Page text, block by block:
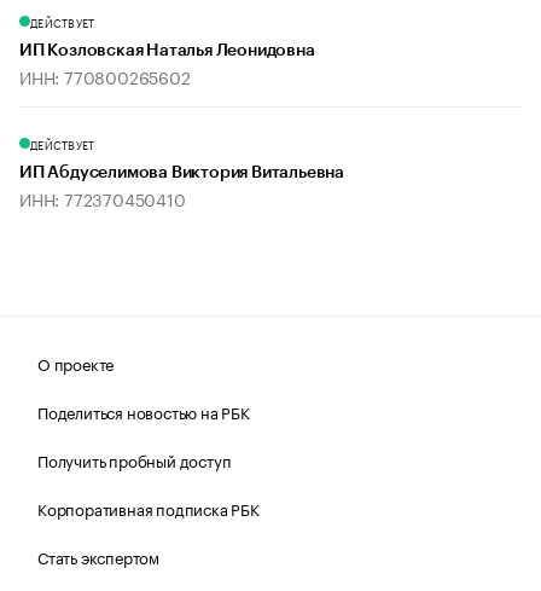
ДЕЙСТВУЕТ
ИП Козловская Наталья Леонидовна
ИНН: 770800265602
ДЕЙСТВУЕТ
ИП Абдуселимова Виктория Витальевна
ИНН: 772370450410
О проекте
Поделиться новостью на РБК
Получить пробный доступ
Корпоративная подписка РБК
Стать экспертом